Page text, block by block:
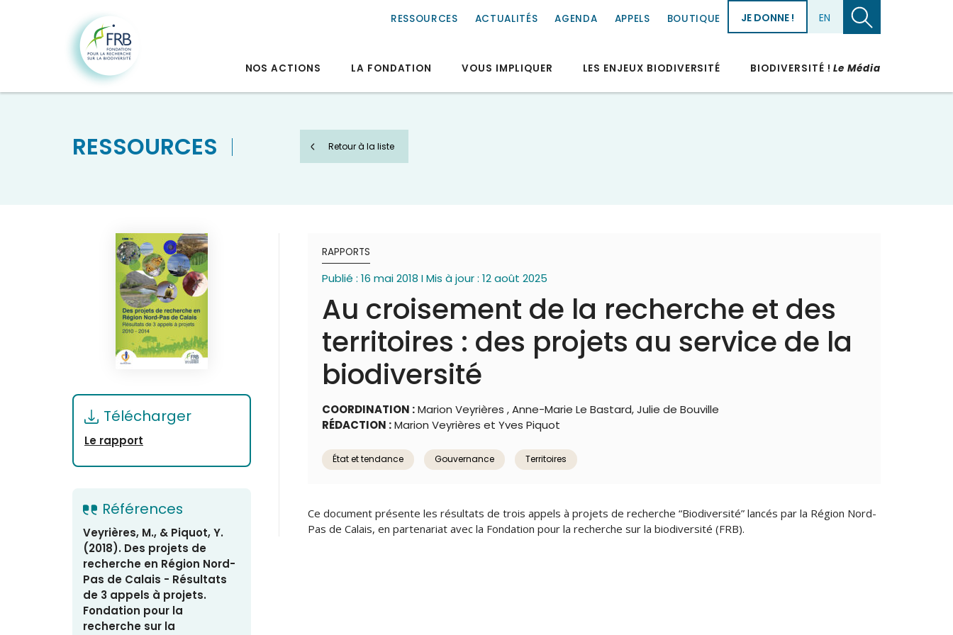
RESSOURCES ACTUALITÉS AGENDA APPELS BOUTIQUE JE DONNE ! EN
NOS ACTIONS LA FONDATION VOUS IMPLIQUER LES ENJEUX BIODIVERSITÉ BIODIVERSITÉ !Le Média
RESSOURCES Retour à la liste
RAPPORTS
Publié : 16 mai 2018 I Mis à jour : 12 août 2025
Au croisement de la recherche et des
territoires : des projets au service de la
biodiversité
COORDINATION :Marion Veyrières , Anne-Marie Le Bastard, Julie de Bouville
RÉDACTION :Marion Veyrières et Yves Piquot
État et tendance Gouvernance Territoires
Ce document présente les résultats de trois appels à projets de recherche “Biodiversité” lancés par la Région Nord-
Pas de Calais, en partenariat avec la Fondation pour la recherche sur la biodiversité (FRB).
Télécharger
Le rapport
Références
Veyrières, M., & Piquot, Y.
(2018). Des projets de
recherche en Région Nord-
Pas de Calais - Résultats
de 3 appels à projets.
Fondation pour la
recherche sur la